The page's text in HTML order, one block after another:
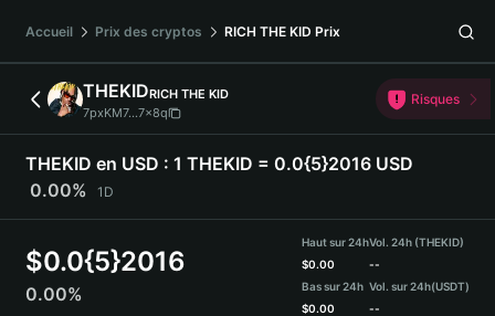
Français
Deutsch
简体中文
繁體中文
Português (Portugal)
Bahasa Indonesia
ภาษาไทย
हिन्दी
Español
Português (Brasil)
Accueil Prix des cryptos RICH THE KID Prix
THEKIDRICH THE KID
7pxKM7...7x8q
Risques
THEKID en USD : 1 THEKID = 0.0{5}2016 USD
0.00%
1D
$0.0{5}2016
0.00%
Haut sur 24h
$0.00
Bas sur 24h
$0.00
Vol. 24h (THEKID)
--
Vol. sur 24h(USDT)
--